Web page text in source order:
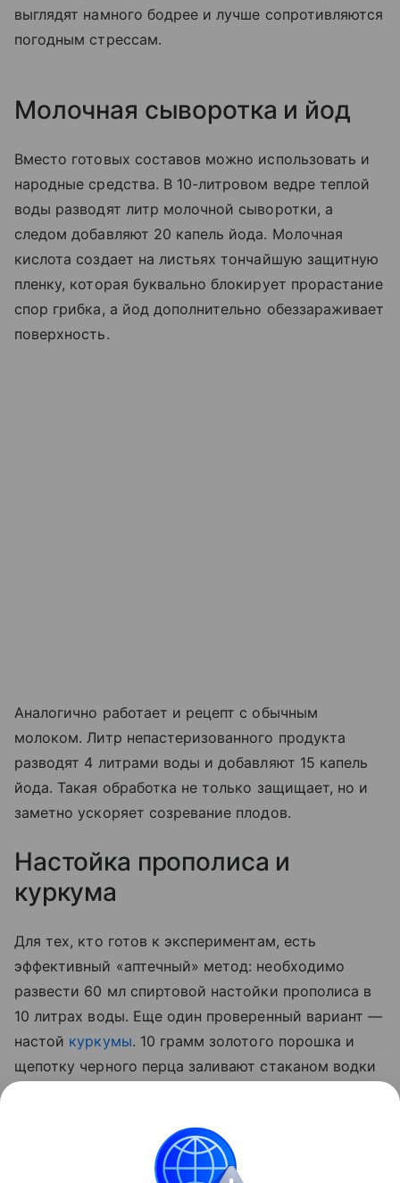
выглядят намного бодрее и лучше сопротивляются
погодным стрессам.
Молочная сыворотка и йод
Вместо готовых составов можно использовать и
народные средства. В 10-литровом ведре теплой
воды разводят литр молочной сыворотки, а
следом добавляют 20 капель йода. Молочная
кислота создает на листьях тончайшую защитную
пленку, которая буквально блокирует прорастание
спор грибка, а йод дополнительно обеззараживает
поверхность.
Аналогично работает и рецепт с обычным
молоком. Литр непастеризованного продукта
разводят 4 литрами воды и добавляют 15 капель
йода. Такая обработка не только защищает, но и
заметно ускоряет созревание плодов.
Настойка прополиса и
куркума
Для тех, кто готов к экспериментам, есть
эффективный «аптечный» метод: необходимо
развести 60 мл спиртовой настойки прополиса в
10 литрах воды. Еще один проверенный вариант —
настой куркумы. 10 грамм золотого порошка и
щепотку черного перца заливают стаканом водки
опрыскивают стебли, а также листья с верхней и